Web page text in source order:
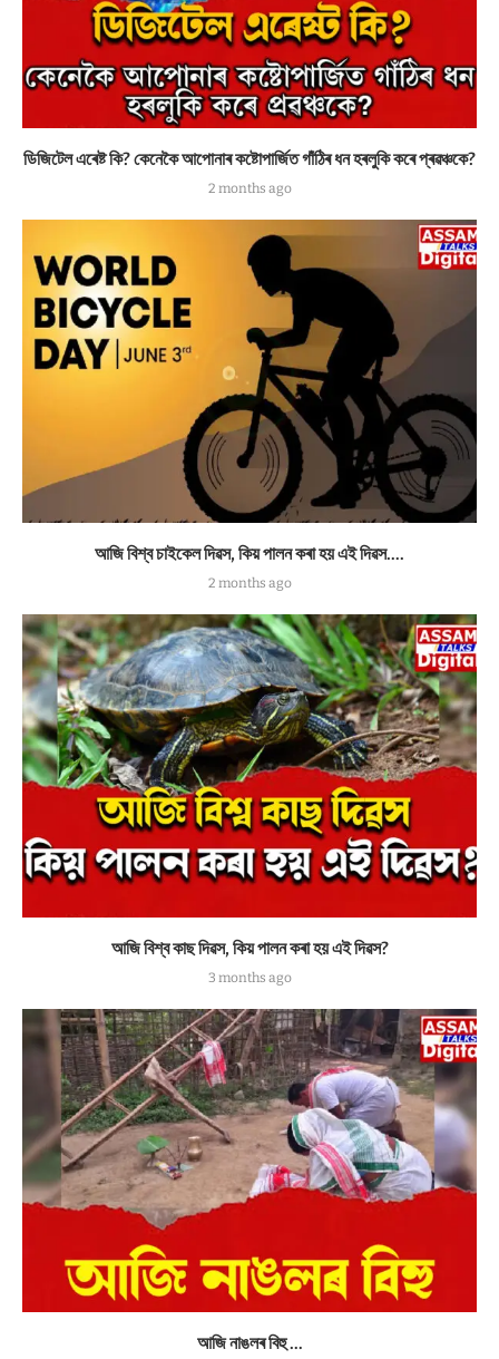
ডিজিটেল এৰেষ্ট কি? কেনেকৈ আপোনাৰ কষ্টোপাৰ্জিত গাঁঠিৰ ধন হৰলুকি কৰে প্ৰৱঞ্চকে?
2 months ago
আজি বিশ্ব চাইকেল দিৱস, কিয় পালন কৰা হয় এই দিৱস….
2 months ago
আজি বিশ্ব কাছ দিৱস, কিয় পালন কৰা হয় এই দিৱস?
3 months ago
আজি নাঙলৰ বিহু …